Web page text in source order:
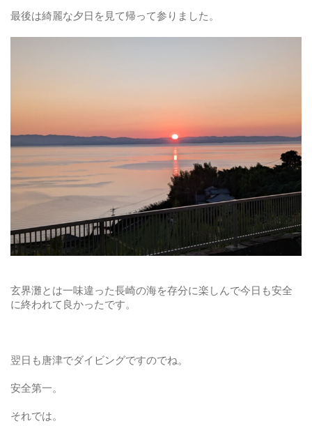
最後は綺麗な夕日を見て帰って参りました。
玄界灘とは一味違った長崎の海を存分に楽しんで今日も安全
に終われて良かったです。
翌日も唐津でダイビングですのでね。
安全第一。
それでは。